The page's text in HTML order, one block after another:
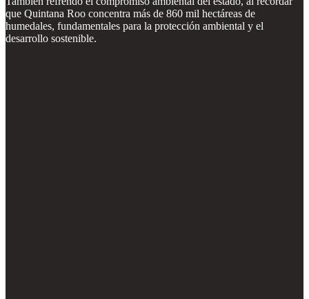
que Quintana Roo concentra más de 860 mil hectáreas de
humedales, fundamentales para la protección ambiental y el
desarrollo sostenible.